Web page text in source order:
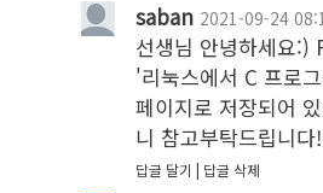
saban 2021-09-24
선생님 안녕하세요:)
'리눅스에서 C 프로
페이지로 저장되어
니 참고부탁드립니다
답글 달기 답글 삭제